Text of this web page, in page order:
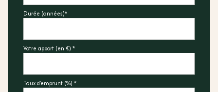
Durée (années)*
Votre apport (en €) *
Taux d'emprunt (%) *